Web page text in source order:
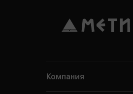
Компания